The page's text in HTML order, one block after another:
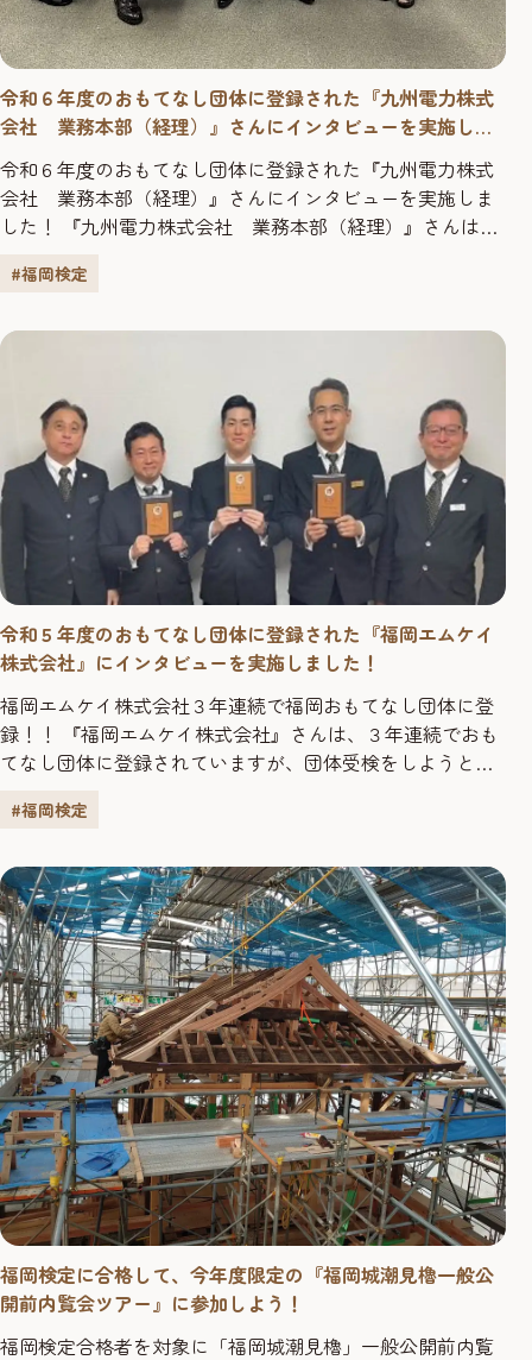
令和６年度のおもてなし団体に登録された『九州電力株式
会社 業務本部（経理）』さんにインタビューを実施しま
した！
令和６年度のおもてなし団体に登録された『九州電力株式
会社 業務本部（経理）』さんにインタビューを実施しま
した！ 『九州電力株式会社 業務本部（経理）』さんは、
と思ったきっかけを教えてください。 私たちは、「九州の
域の皆さまと一緒に知恵をしぼり、汗をかくことで、九州
#福岡検定
令和５年度のおもてなし団体に登録された『福岡エムケイ
株式会社』にインタビューを実施しました！
福岡エムケイ株式会社３年連続で福岡おもてなし団体に登
録！！ 『福岡エムケイ株式会社』さんは、３年連続でおも
てなし団体に登録されていますが、団体受検をしようと
務に加え観光業にも力を入れていくために個々人で勉強し
けました。しかしその内容の面白さ奥深さに感銘を受け、
もっと会社全体で取...
#福岡検定
福岡検定に合格して、今年度限定の『福岡城潮見櫓一般公
開前内覧会ツアー』に参加しよう！
福岡検定合格者を対象に「福岡城潮見櫓」一般公開前内覧